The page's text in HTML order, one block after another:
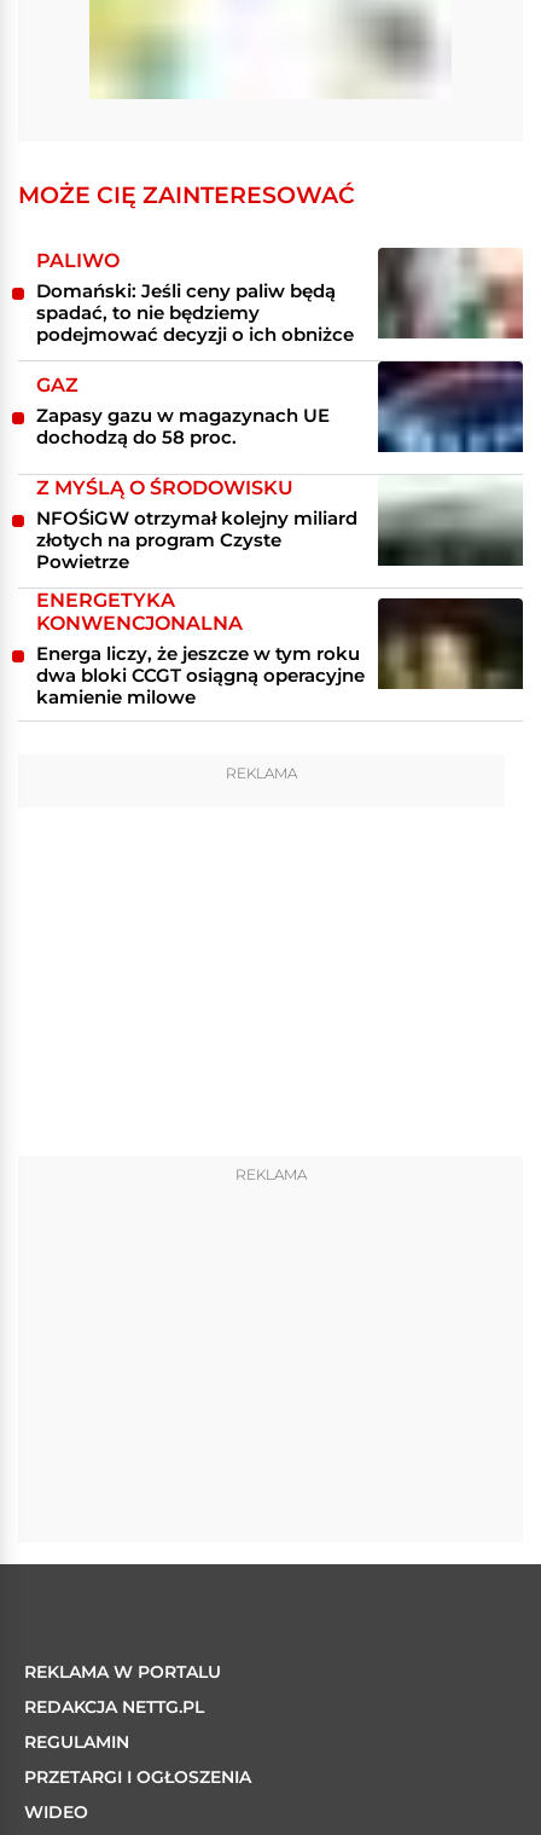
MOŻE CIĘ ZAINTERESOWAĆ
PALIWO
Domański: Jeśli ceny paliw będą
spadać, to nie będziemy
podejmować decyzji o ich obniżce
GAZ
Zapasy gazu w magazynach UE
dochodzą do 58 proc.
Z MYŚLĄ O ŚRODOWISKU
NFOŚiGW otrzymał kolejny miliard
złotych na program Czyste
Powietrze
ENERGETYKA
KONWENCJONALNA
Energa liczy, że jeszcze w tym roku
dwa bloki CCGT osiągną operacyjne
kamienie milowe
REKLAMA
REKLAMA
REKLAMA W PORTALU
REDAKCJA NETTG.PL
REGULAMIN
PRZETARGI I OGŁOSZENIA
WIDEO